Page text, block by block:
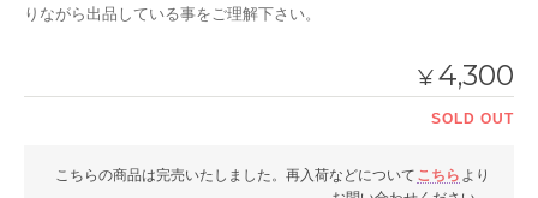
りながら出品している事をご理解下さい。
¥4,300
SOLD OUT
こちらの商品は完売いたしました。再入荷などについて こちら より